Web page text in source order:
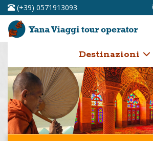
(+39) 0571913093
Destinazioni